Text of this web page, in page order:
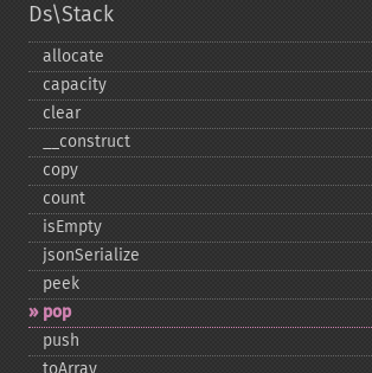
Ds\Stack
allocate
capacity
clear
_​_​construct
copy
count
isEmpty
jsonSerialize
peek
pop
push
toArray